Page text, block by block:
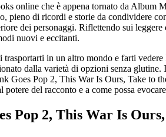
online che è appena tornato da
di ricordi e storie da condividere
dei personaggi. Riflettendo sui
nuovi e eccitanti.
in un altro mondo e farti
dalla varietà di opzioni senza
Goes Pop 2, This War Is Ours, Take
del racconto e a come possa
2, This War Is